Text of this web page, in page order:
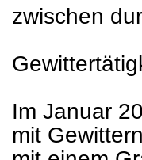
zwischen
Im Januar
mit